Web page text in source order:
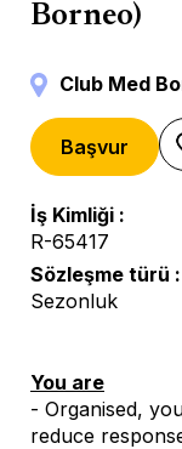
Borneo)
Club Med
Başvur
İş Kimliği
R-65417
Sözleşme türü
Sezonluk
You are
- Organised,
reduce